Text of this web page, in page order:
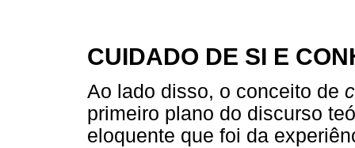
CUIDADO DE SI E
Ao lado disso, o conceito de
primeiro plano do discurso
eloquente que foi da